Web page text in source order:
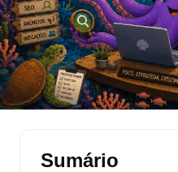
Sumário